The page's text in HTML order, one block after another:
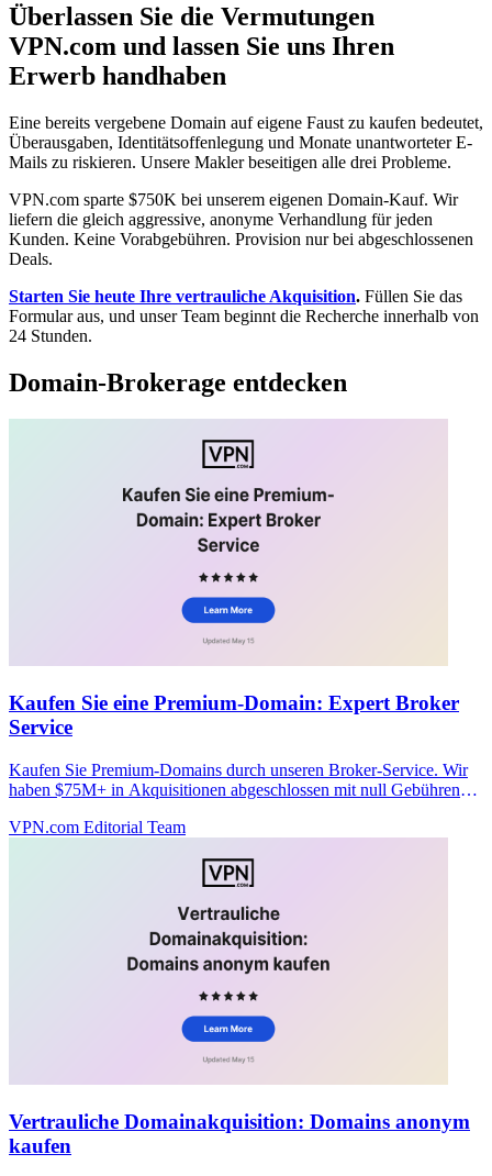
Überlassen Sie die Vermutungen
VPN.com und lassen Sie uns Ihren
Erwerb handhaben
Eine bereits vergebene Domain auf eigene Faust zu kaufen bedeutet,
Überausgaben, Identitätsoffenlegung und Monate unantworteter E-
Mails zu riskieren. Unsere Makler beseitigen alle drei Probleme.
VPN.com sparte $750K bei unserem eigenen Domain-Kauf. Wir
liefern die gleich aggressive, anonyme Verhandlung für jeden
Kunden. Keine Vorabgebühren. Provision nur bei abgeschlossenen
Deals.
Starten Sie heute Ihre vertrauliche Akquisition. Füllen Sie das
Formular aus, und unser Team beginnt die Recherche innerhalb von
24 Stunden.
Domain-Brokerage entdecken
Kaufen Sie eine Premium-Domain: Expert Broker
Service
Kaufen Sie Premium-Domains durch unseren Broker-Service. Wir
haben $75M+ in Akquisitionen abgeschlossen mit null Gebühren
VPN.com Editorial Team
Vertrauliche Domainakquisition: Domains anonym
kaufen